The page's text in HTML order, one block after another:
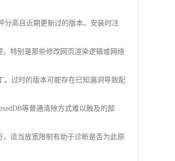
分高且近期更新过的版本。安装时注
特别是那些修改网页渲染逻辑或网络
。过时的版本可能存在已知漏洞导致配
等普通清除方式难以触及的部
适当放宽限制有助于诊断是否为此原